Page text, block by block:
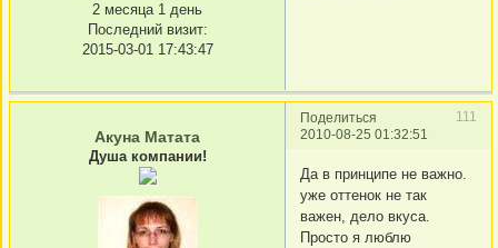
2 месяца 1 день
Последний визит:
2015-03-01 17:43:47
Поделиться
111
2010-08-25 01:32:51
Акуна Матата
Душа компании!
Да в принципе не важно.
уже оттенок не так
важен, дело вкуса.
Просто я люблю